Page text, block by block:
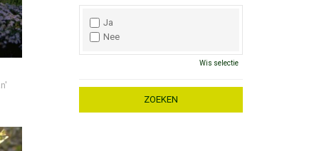
Zwart
Ja
Nee
Wis selectie